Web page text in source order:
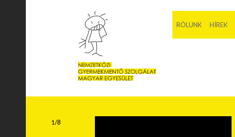
RÓLUNK HÍREK
1/8